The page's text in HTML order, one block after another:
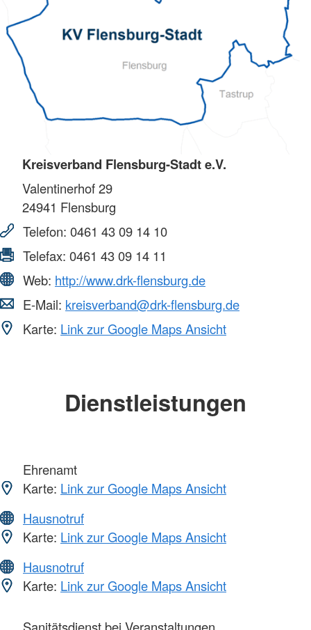
Kreisverband Flensburg-Stadt e.V.
Valentinerhof 29
24941 Flensburg
Telefon: 0461 43 09 14 10
Telefax: 0461 43 09 14 11
Web: http://www.drk-flensburg.de
E-Mail: kreisverband@drk-flensburg.de
Karte: Link zur Google Maps Ansicht
Dienstleistungen
Ehrenamt
Karte: Link zur Google Maps Ansicht
Hausnotruf
Karte: Link zur Google Maps Ansicht
Hausnotruf
Karte: Link zur Google Maps Ansicht